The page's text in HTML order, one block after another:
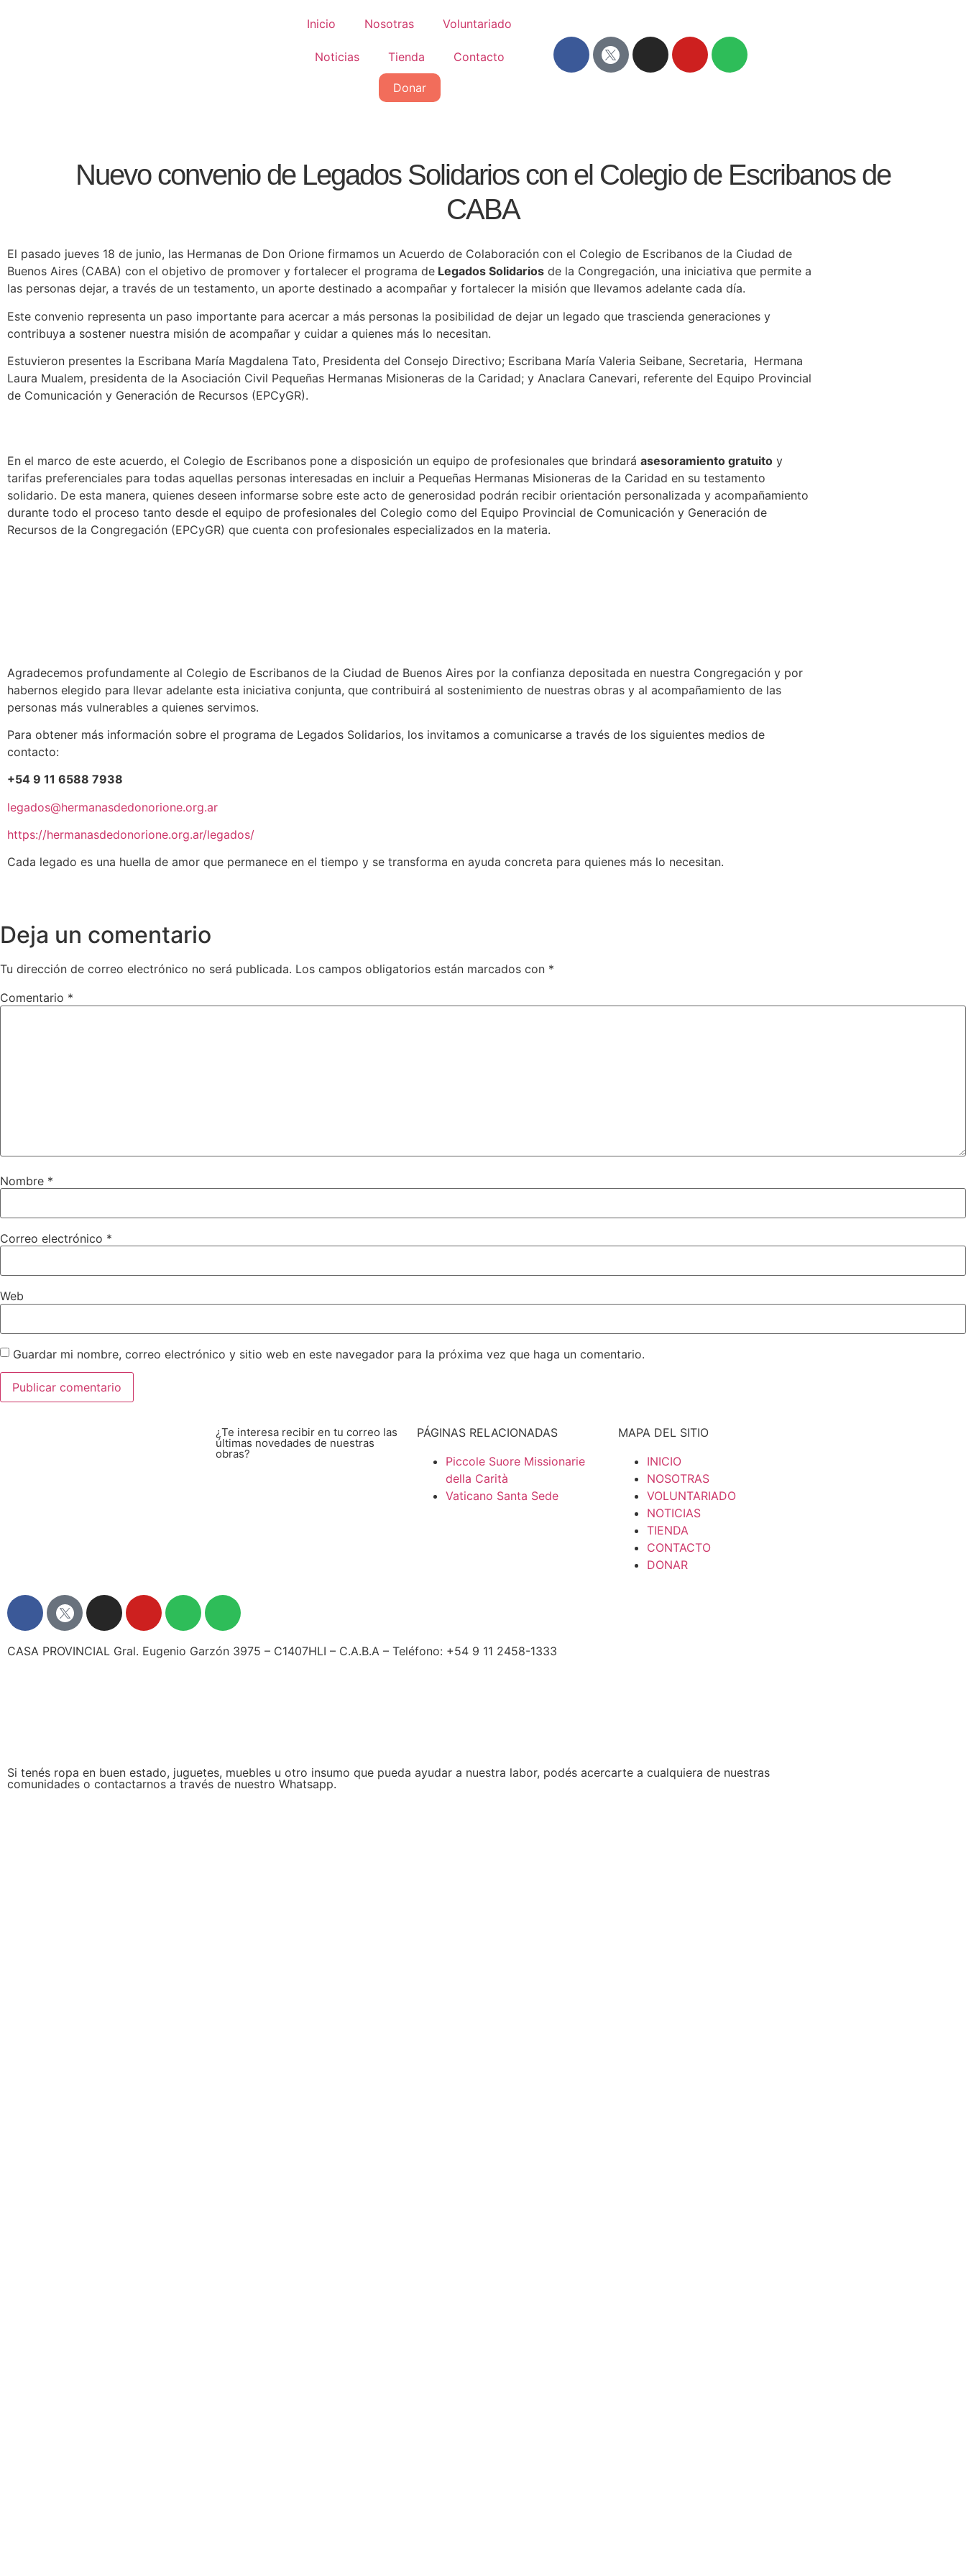
Inicio Nosotras Voluntariado
Noticias Tienda Contacto
Donar
Nuevo convenio de Legados Solidarios con el Colegio de Escribanos de
CABA
El pasado jueves 18 de junio, las Hermanas de Don Orione firmamos un Acuerdo de Colaboración con el Colegio de Escribanos de la Ciudad de
Buenos Aires (CABA) con el objetivo de promover y fortalecer el programa de Legados Solidarios de la Congregación, una iniciativa que permite a
las personas dejar, a través de un testamento, un aporte destinado a acompañar y fortalecer la misión que llevamos adelante cada día.
Este convenio representa un paso importante para acercar a más personas la posibilidad de dejar un legado que trascienda generaciones y
contribuya a sostener nuestra misión de acompañar y cuidar a quienes más lo necesitan.
Estuvieron presentes la Escribana María Magdalena Tato, Presidenta del Consejo Directivo; Escribana María Valeria Seibane, Secretaria, Hermana
Laura Mualem, presidenta de la Asociación Civil Pequeñas Hermanas Misioneras de la Caridad; y Anaclara Canevari, referente del Equipo Provincial
de Comunicación y Generación de Recursos (EPCyGR).
En el marco de este acuerdo, el Colegio de Escribanos pone a disposición un equipo de profesionales que brindará asesoramiento gratuito y
tarifas preferenciales para todas aquellas personas interesadas en incluir a Pequeñas Hermanas Misioneras de la Caridad en su testamento
solidario. De esta manera, quienes deseen informarse sobre este acto de generosidad podrán recibir orientación personalizada y acompañamiento
durante todo el proceso tanto desde el equipo de profesionales del Colegio como del Equipo Provincial de Comunicación y Generación de
Recursos de la Congregación (EPCyGR) que cuenta con profesionales especializados en la materia.
Agradecemos profundamente al Colegio de Escribanos de la Ciudad de Buenos Aires por la confianza depositada en nuestra Congregación y por
habernos elegido para llevar adelante esta iniciativa conjunta, que contribuirá al sostenimiento de nuestras obras y al acompañamiento de las
personas más vulnerables a quienes servimos.
Para obtener más información sobre el programa de Legados Solidarios, los invitamos a comunicarse a través de los siguientes medios de
contacto:
+54 9 11 6588 7938
legados@hermanasdedonorione.org.ar
https://hermanasdedonorione.org.ar/legados/
Cada legado es una huella de amor que permanece en el tiempo y se transforma en ayuda concreta para quienes más lo necesitan.
Deja un comentario
Tu dirección de correo electrónico no será publicada. Los campos obligatorios están marcados con *
Comentario *
Nombre *
Correo electrónico *
Web
Guardar mi nombre, correo electrónico y sitio web en este navegador para la próxima vez que haga un comentario.
¿Te interesa recibir en tu correo las
últimas novedades de nuestras
obras?
PÁGINAS RELACIONADAS
Piccole Suore Missionarie
della Carità
Vaticano Santa Sede
MAPA DEL SITIO
INICIO
NOSOTRAS
VOLUNTARIADO
NOTICIAS
TIENDA
CONTACTO
DONAR
CASA PROVINCIAL Gral. Eugenio Garzón 3975 – C1407HLI – C.A.B.A – Teléfono: +54 9 11 2458-1333
Si tenés ropa en buen estado, juguetes, muebles u otro insumo que pueda ayudar a nuestra labor, podés acercarte a cualquiera de nuestras
comunidades o contactarnos a través de nuestro Whatsapp.